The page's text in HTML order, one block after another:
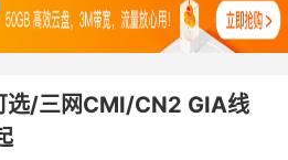
选/三网CMI/CN2 GIA线